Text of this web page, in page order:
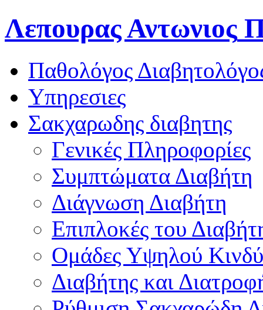
Λεπουρας Αντωνιος
Παθολόγος
Υπηρεσιες
Σακχαρωδης διαβητης
Γενικές Πληροφορίες
Συμπτώματα Διαβήτη
Διάγνωση Διαβήτη
Επιπλοκές του
Oμάδες Υψηλού
Διαβήτης και